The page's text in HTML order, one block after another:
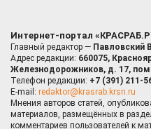
Интернет-портал
Главный редактор — Павловский
Адрес редакции: 660075,
Железнодорожников, д. 17,
Телефон редакции: +7 (391) 211-
E-mail: redaktor@krasrab.krsn.ru
Мнения авторов статей,
материалов, размещённых в
комментариев пользователей к